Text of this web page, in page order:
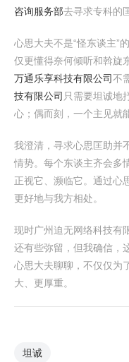
咨询服务部去寻求专科的
心思大夫不是“怪东谈主”
仅更懂得奈何倾听和斡旋
万通乐享科技有限公司不
技有限公司 只需要坦诚地
心；偶而刻，一个主见就
我澄清，寻求心思匡助并
情势。每个东谈主齐会多
正视它、濒临它。通过心
更好地与我方相处。
现时广州迫无网络科技有
还有些弥留，但我确信，
心思大夫聊聊，不仅仅为
大、更厚重。
坦诚